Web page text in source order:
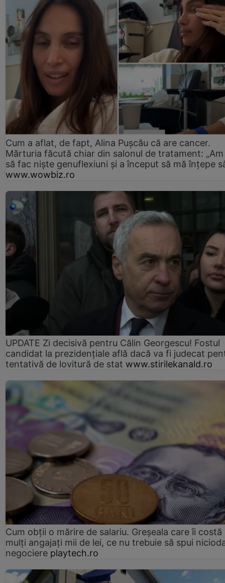
Cum a aflat, de fapt, Alina Pușcău că are cancer.
Mărturia făcută chiar din salonul de tratament:
să fac niște genuflexiuni și a început să mă înțepe
www.wowbiz.ro
UPDATE Zi decisivă pentru Călin Georgescu! Fostul
candidat la prezidențiale află dacă va fi judecat
tentativă de lovitură de stat www.stirilekanald.ro
Cum obții o mărire de salariu. Greșeala care îi costă
mulți angajați mii de lei, ce nu trebuie să spui
negociere playtech.ro